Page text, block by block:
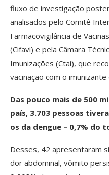
fluxo de investigação
analisados pelo Comitê
Farmacovigilância de
(Cifavi) e pela Câmara
Imunizações (Ctai), que
vacinação com o
Das pouco mais de 500
país, 3.703 pessoas
os da dengue – 0,7% do
Desses, 42 apresentaram
dor abdominal, vômito